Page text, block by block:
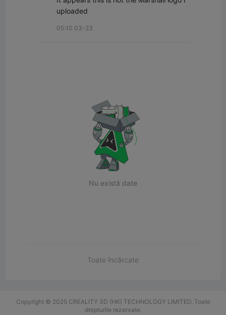
uploaded
05:10 03-23
Nu există date
Toate încărcate
Copyright © 2025 CREALITY 3D (HK) TECHNOLOGY LIMITED. Toate
drepturile rezervate.